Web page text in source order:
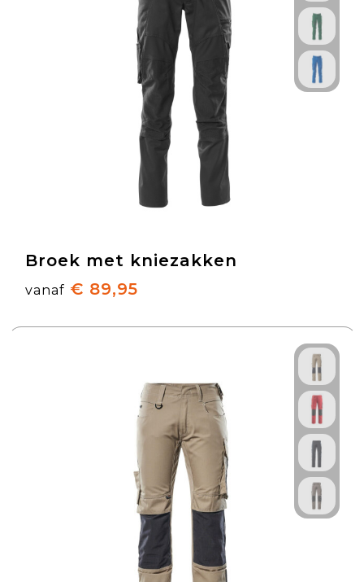
Broek met kniezakken
vanaf € 89,95